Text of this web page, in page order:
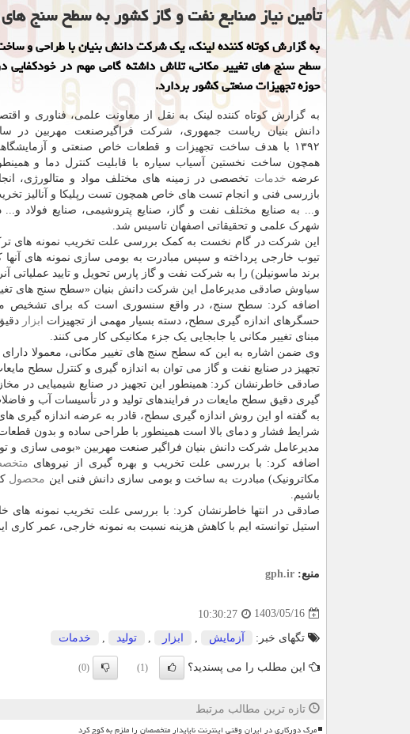
تأمین نیاز صنایع نفت و گاز کشور به سطح سنج های
به گزارش کوتاه کننده لینک، یک شرکت دانش بنیان با طراحی و
سطح سنج های تغییر مکانی، تلاش داشته گامی مهم در خودکفایی
حوزه تجهیزات صنعتی کشور بردارد.
به گزارش کوتاه کننده لینک به نقل از معاونت علمی، فناوری و
دانش بنیان ریاست جمهوری، شرکت فراگیرصنعت مهربین در
۱۳۹۲ با هدف ساخت تجهیزات و قطعات خاص صنعتی و
همچون ساخت نخستین آسیاب سیاره با قابلیت کنترل دما و
عرضه خدمات تخصصی در زمینه های مختلف مواد و متالورژی،
بازرسی فنی و انجام تست های خاص همچون تست رپلیکا و آنالیز
و... به صنایع مختلف نفت و گاز، صنایع پتروشیمی، صنایع فولاد و...
شهرک علمی و تحقیقاتی اصفهان تاسیس شد.
این شرکت در گام نخست به کمک بررسی علت تخریب نمونه های
برند ماسونیلن) را به شرکت نفت و گاز پارس تحویل و تایید عملیاتی
سیاوش صادقی مدیرعامل این شرکت دانش بنیان «سطح سنج های
اضافه کرد: سطح سنج، در واقع سنسوری است که برای تشخیص
حسگرهای اندازه گیری سطح، دسته بسیار مهمی از تجهیزات
ابزار
مبنای تغییر مکانی یا جابجایی یک جزء مکانیکی کار می کنند.
تجهیز در صنایع نفت و گاز می توان به اندازه گیری و کنترل سطح
صادقی خاطرنشان کرد: همینطور این تجهیز در صنایع شیمیایی در
گیری دقیق سطح مایعات در فرایندهای تولید و در تأسیسات آب و
به گفته او این روش اندازه گیری سطح، قادر به عرضه اندازه گیری
شرایط فشار و دمای بالا است همینطور با طراحی ساده و بدون
مدیرعامل شرکت دانش بنیان فراگیر صنعت مهربین «بومی سازی و
اضافه کرد: با بررسی علت تخریب و بهره گیری از نیروهای
مکاترونیک) مبادرت به ساخت و بومی سازی دانش فنی این محصول
باشیم.
صادقی در انتها خاطرنشان کرد: با بررسی علت تخریب نمونه های
استیل توانسته ایم با کاهش هزینه نسبت به نمونه خارجی، عمر کاری
منبع: gph.ir
1403/05/16
10:30:27
تگهای خبر: آزمایش ابزار تولید خدمات
این مطلب را می پسندید؟ (1)
(0)
تازه ترین مطالب مرتبط
مرگ دورکاری در ایران وقتی اینترنت ناپایدار متخصصان را ملزم به کوچ کرد